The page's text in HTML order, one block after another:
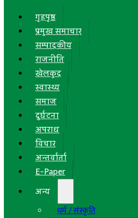
गृहपृष्ठ
प्रमुख समाचार
सम्पादकीय
राजनीति
खेलकुद
स्वास्थ्य
समाज
दुर्घटना
अपराध
विचार
अन्तर्वार्ता
E-Paper
अन्य
धर्म / संस्कृति